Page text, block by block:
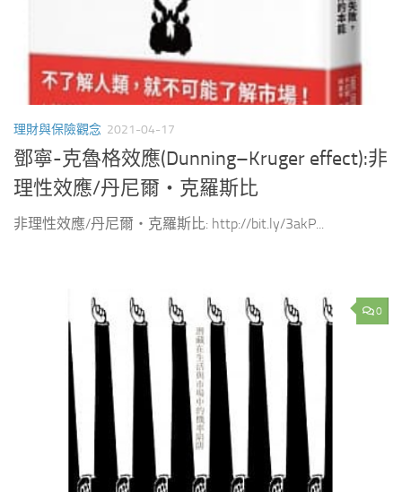
理財與保險觀念 2021-04-17
鄧寧-克魯格效應(Dunning–Kruger effect):非
理性效應/丹尼爾‧克羅斯比
非理性效應/丹尼爾‧克羅斯比: http://bit.ly/3akP...
0